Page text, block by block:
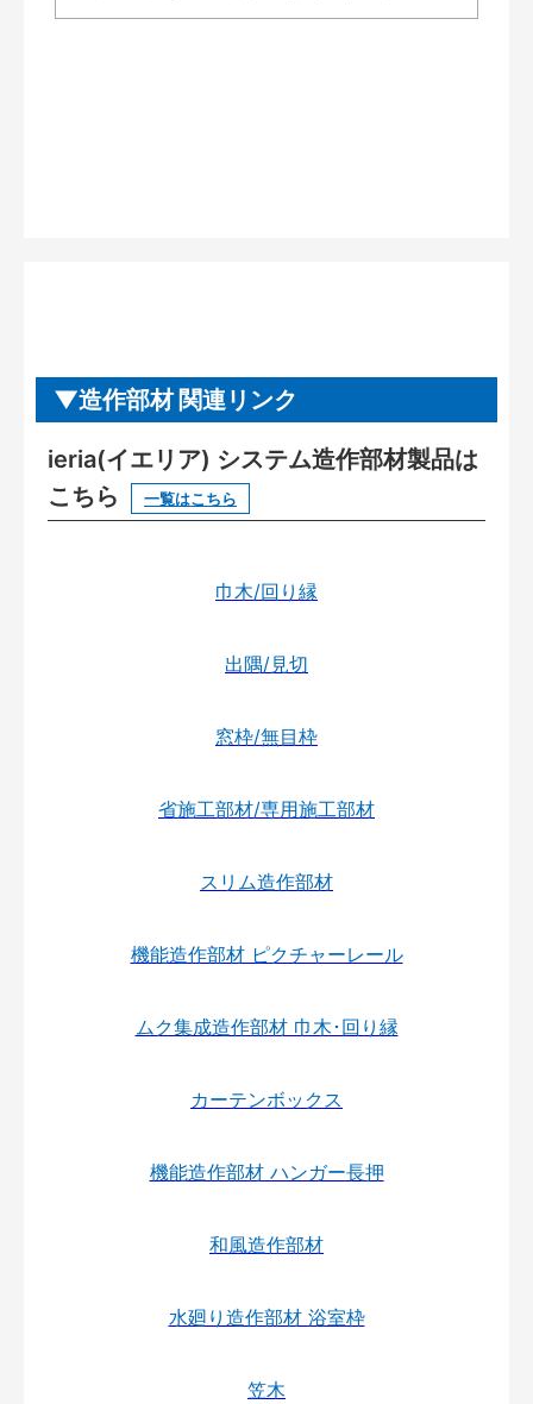
造作部材 関連リンク
ieria(イエリア) システム造作部材製品は
こちら
一覧はこちら
巾木/回り縁
出隅/見切
窓枠/無目枠
省施工部材/専用施工部材
スリム造作部材
機能造作部材 ピクチャーレール
ムク集成造作部材 巾木･回り縁
カーテンボックス
機能造作部材 ハンガー長押
和風造作部材
水廻り造作部材 浴室枠
笠木